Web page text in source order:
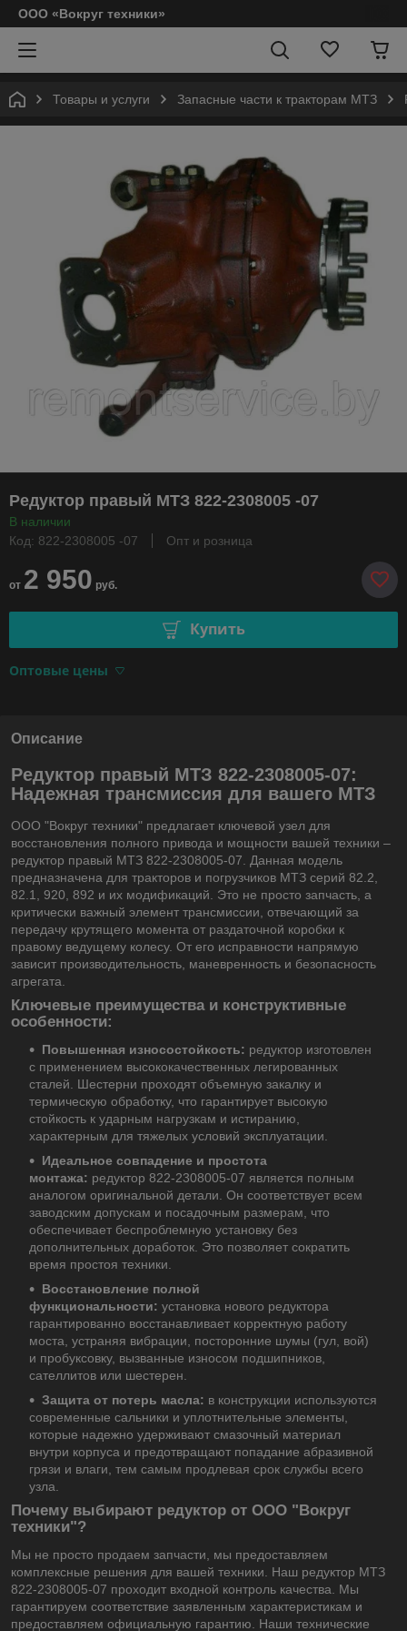
ООО «Вокруг техники»
Товары и услуги Запасные части к тракторам МТЗ
Редуктор правый МТЗ 822-2308005 -07
В наличии
Код: 822-2308005 -07
Опт и розница
от 2 950 руб.
Купить
Оптовые цены
Описание
Редуктор правый МТЗ 822-2308005-07:
Надежная трансмиссия для вашего МТЗ
ООО "Вокруг техники" предлагает ключевой узел для
восстановления полного привода и мощности вашей техники –
редуктор правый МТЗ 822-2308005-07. Данная модель
предназначена для тракторов и погрузчиков МТЗ серий 82.2,
82.1, 920, 892 и их модификаций. Это не просто запчасть, а
критически важный элемент трансмиссии, отвечающий за
передачу крутящего момента от раздаточной коробки к
правому ведущему колесу. От его исправности напрямую
зависит производительность, маневренность и безопасность
агрегата.
Ключевые преимущества и конструктивные
особенности:
Повышенная износостойкость: редуктор изготовлен
с применением высококачественных легированных
сталей. Шестерни проходят объемную закалку и
термическую обработку, что гарантирует высокую
стойкость к ударным нагрузкам и истиранию,
характерным для тяжелых условий эксплуатации.
Идеальное совпадение и простота
монтажа: редуктор 822-2308005-07 является полным
аналогом оригинальной детали. Он соответствует всем
заводским допускам и посадочным размерам, что
обеспечивает беспроблемную установку без
дополнительных доработок. Это позволяет сократить
время простоя техники.
Восстановление полной
функциональности: установка нового редуктора
гарантированно восстанавливает корректную работу
моста, устраняя вибрации, посторонние шумы (гул, вой)
и пробуксовку, вызванные износом подшипников,
сателлитов или шестерен.
Защита от потерь масла: в конструкции используются
современные сальники и уплотнительные элементы,
которые надежно удерживают смазочный материал
внутри корпуса и предотвращают попадание абразивной
грязи и влаги, тем самым продлевая срок службы всего
узла.
Почему выбирают редуктор от ООО "Вокруг
техники"?
Мы не просто продаем запчасти, мы предоставляем
комплексные решения для вашей техники. Наш редуктор МТЗ
822-2308005-07 проходит входной контроль качества. Мы
гарантируем соответствие заявленным характеристикам и
предоставляем официальную гарантию. Наши технические